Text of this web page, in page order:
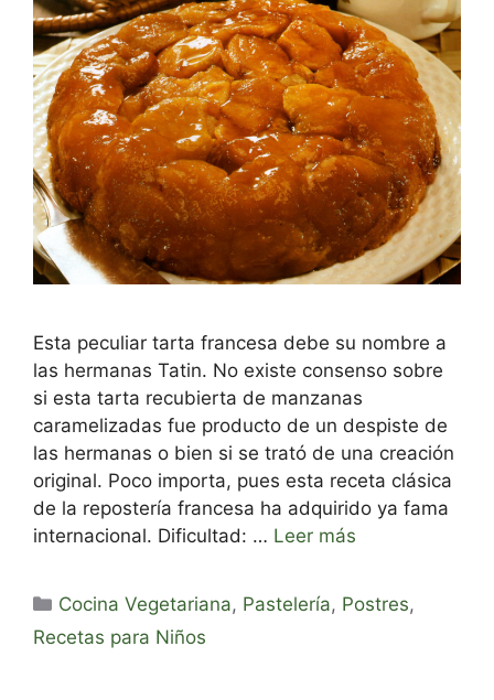
Esta peculiar tarta francesa debe su nombre a
las hermanas Tatin. No existe consenso sobre
si esta tarta recubierta de manzanas
caramelizadas fue producto de un despiste de
las hermanas o bien si se trató de una creación
original. Poco importa, pues esta receta clásica
de la repostería francesa ha adquirido ya fama
internacional. Dificultad: … Leer más
Categorías
Cocina Vegetariana, Pastelería, Postres,
Recetas para Niños